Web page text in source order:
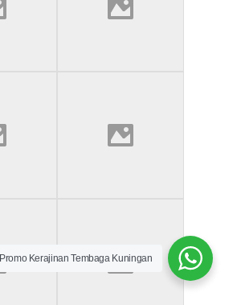
Promo Kerajinan Tembaga Kuningan